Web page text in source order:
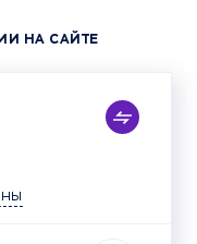
НА САЙТЕ